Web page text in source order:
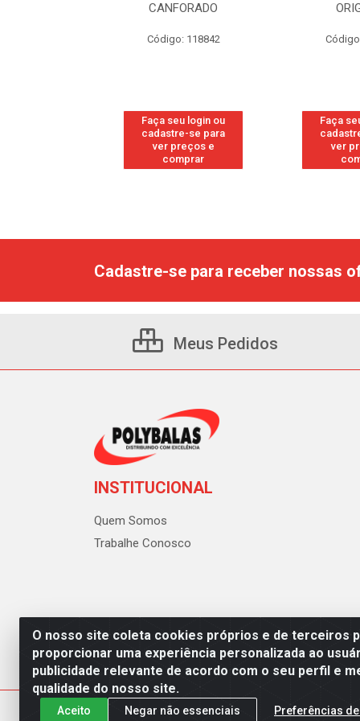
CANFORADO
Código: 118842
Faça seu login ou
cadastre-se para
ver preços e
comprar
Faça
ver
O nosso site coleta cookies próprios e de terceiros
proporcionar uma experiência personalizada ao
publicidade relevante de acordo com o seu perfil e
qualidade do nosso site.
Aceito Negar não essenciais Preferências
Cadastre-se para receber nossas
Meus Pedidos
INSTITUCIONAL
Quem Somos
Trabalhe Conosco
Polybalas - Rua João Miguel